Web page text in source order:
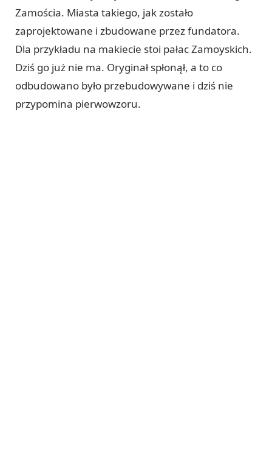
Zamościa. Miasta takiego, jak zostało
zaprojektowane i zbudowane przez fundatora.
Dla przykładu na makiecie stoi pałac Zamoyskich.
Dziś go już nie ma. Oryginał spłonął, a to co
odbudowano było przebudowywane i dziś nie
przypomina pierwowzoru.